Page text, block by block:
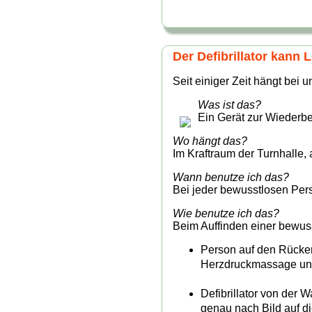
Der Defibrillator kann
Seit einiger Zeit hängt bei
Was ist das?
Ein Gerät zur
Wo hängt das?
Im Kraftraum der
Wann benutze ich das?
Bei jeder bewusstlosen
Wie benutze ich das?
Beim Auffinden einer
Person auf den
Herzdruckmassage
Defibrillator von der
genau nach Bild auf